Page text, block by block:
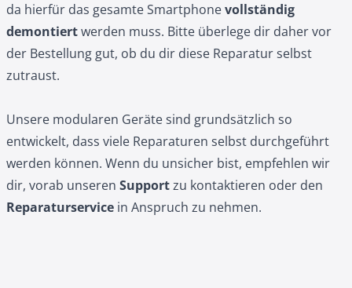
da hierfür das gesamte Smartphonevollständig
demontiertwerden muss. Bitte überlege dir daher vor
der Bestellung gut, ob du dir diese Reparatur selbst
zutraust.
Unsere modularen Geräte sind grundsätzlich so
entwickelt, dass viele Reparaturen selbst durchgeführt
werden können. Wenn du unsicher bist, empfehlen wir
dir, vorab unseren Supportzu kontaktieren oder den
Reparaturservice in Anspruch zu nehmen.